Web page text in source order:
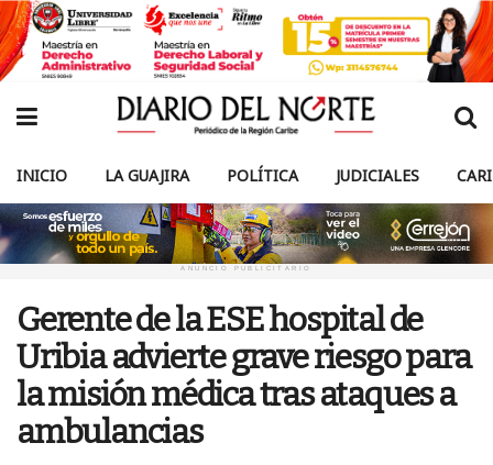
INICIO LA GUAJIRA POLÍTICA JUDICIALES
ANUNCIO PUBLICITARIO
Gerente de la ESE hospital de
Uribia advierte grave riesgo para
la misión médica tras ataques a
ambulancias